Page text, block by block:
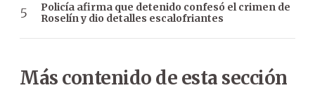
Policía afirma que detenido confesó el crimen de
Roselín y dio detalles escalofriantes
Más contenido de esta sección